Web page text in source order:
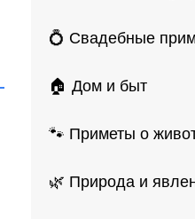
💍 Свадебные
🏠 Дом и быт
🐾 Приметы о
🌿 Природа и